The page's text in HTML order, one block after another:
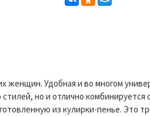
женщин. Удобная и во многом
но и отлично комбинируется
из кулирки-пенье. Это